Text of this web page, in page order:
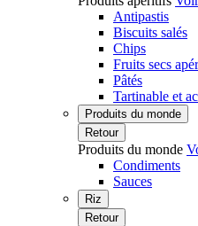
Antipastis
Biscuits salés
Chips
Fruits secs
Pâtés
Tartinable et
Produits du monde
Retour
Produits du monde
Condiments
Sauces
Riz
Retour